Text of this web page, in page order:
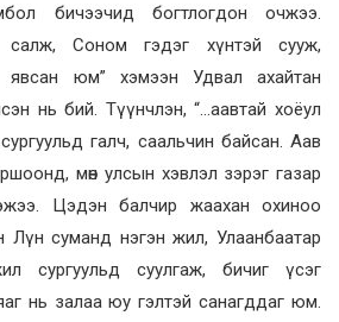
бичээчид богтлогдон очжээ.
салж, Соном гэдэг хүнтэй сууж,
явсан юм” хэмээн Удвал ахайтан
нь бий. Түүнчлэн, “…аавтай хоёул
галч, саальчин байсан. Аав
мөн улсын хэвлэл зэрэг газар
Цэдэн балчир жаахан охиноо
Лүн суманд нэгэн жил, Улаанбаатар
сургуульд суулгаж, бичиг үсэг
нь залаа юу гэлтэй санагддаг юм.